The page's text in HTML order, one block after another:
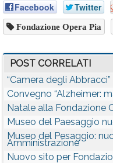
Facebook Twitter
Fondazione Opera Pia
POST CORRELATI
“Camera degli
Convegno “Alzheimer:
Natale alla Fondazione
Museo del Paesaggio
Museo del Pesaggio:
Amministrazione
Nuovo sito per